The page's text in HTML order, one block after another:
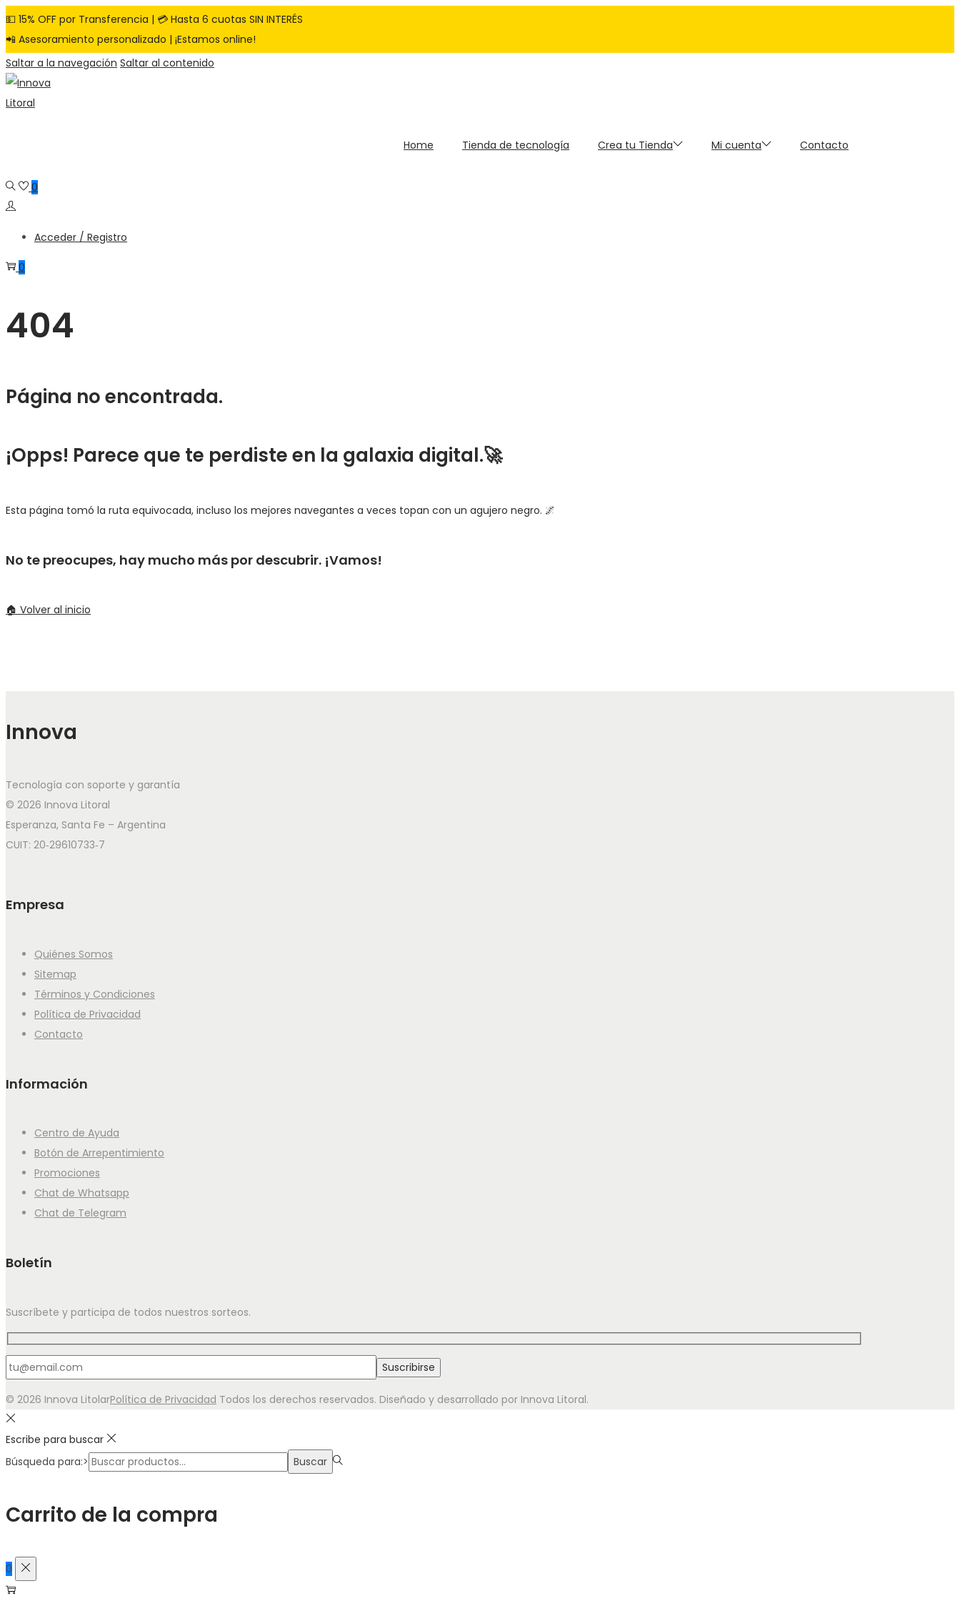
💵 15% OFF por Transferencia | 💳 Hasta 6 cuotas SIN INTERÉS
📲 Asesoramiento personalizado | ¡Estamos online!
Saltar a la navegación Saltar al contenido
Home Tienda de tecnología Crea tu Tienda Mi cuenta Contacto
0
Acceder / Registro
0
404
Página no encontrada.
¡Opps! Parece que te perdiste en la galaxia digital.🚀
Esta página tomó la ruta equivocada, incluso los mejores navegantes a veces topan con un agujero negro. 🌌
No te preocupes, hay mucho más por descubrir. ¡Vamos!
🏠 Volver al inicio
Innova
Tecnología con soporte y garantía
© 2026 Innova Litoral
Esperanza, Santa Fe – Argentina
CUIT: 20‑29610733‑7
Empresa
Quiénes Somos
Sitemap
Términos y Condiciones
Política de Privacidad
Contacto
Información
Centro de Ayuda
Botón de Arrepentimiento
Promociones
Chat de Whatsapp
Chat de Telegram
Boletín
Suscríbete y participa de todos nuestros sorteos.
© 2026 Innova LitolarPolítica de Privacidad Todos los derechos reservados. Diseñado y desarrollado por Innova Litoral.
Escribe para buscar
Búsqueda para:>
Buscar
Carrito de la compra
0